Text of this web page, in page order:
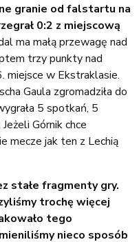
granie od falstartu na
0:2 z miejscową
ma małą przewagę nad
trzy punkty nad
miejsce w Ekstraklasie.
Gaula zgromadziła do
5 spotkań, 5
Górnik chce
mecze jak ten z Lechią
stałe fragmenty gry.
trochę więcej
tego
nieco sposób